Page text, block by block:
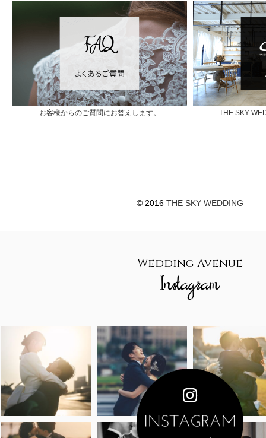
お客様からのご質問にお答えします。 THE SKY
© 2016 THE SKY WEDDING
Wedding Avenue
Instagram